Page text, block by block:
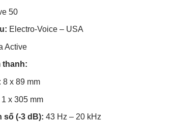
50
Electro-Voice – USA
Active
thanh:
8 x 89 mm
1 x 305 mm
số (-3 dB): 43 Hz – 20 kHz